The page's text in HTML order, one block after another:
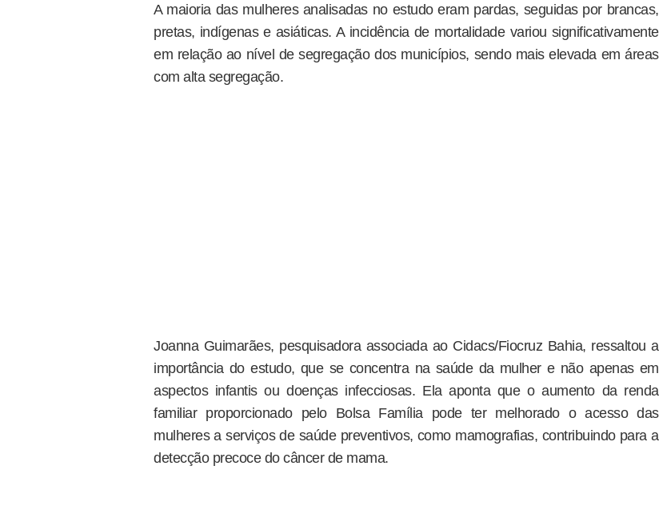
A maioria das mulheres analisadas no estudo eram pardas, seguidas por brancas,
pretas, indígenas e asiáticas. A incidência de mortalidade variou significativamente
em relação ao nível de segregação dos municípios, sendo mais elevada em áreas
com alta segregação.
Joanna Guimarães, pesquisadora associada ao Cidacs/Fiocruz Bahia, ressaltou a
importância do estudo, que se concentra na saúde da mulher e não apenas em
aspectos infantis ou doenças infecciosas. Ela aponta que o aumento da renda
familiar proporcionado pelo Bolsa Família pode ter melhorado o acesso das
mulheres a serviços de saúde preventivos, como mamografias, contribuindo para a
detecção precoce do câncer de mama.